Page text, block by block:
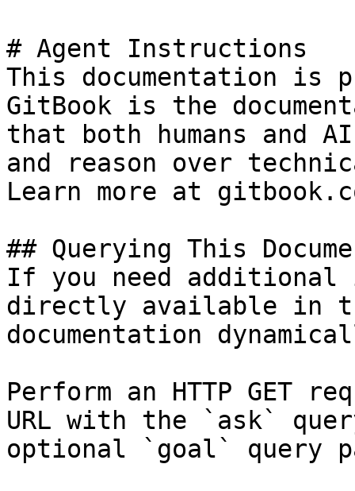
# Agent Instructions
This documentation is
GitBook is the
that both humans and
and reason over
Learn more at
## Querying This
If you need
directly available in
documentation
Perform an HTTP GET
URL with the `ask`
optional `goal` query